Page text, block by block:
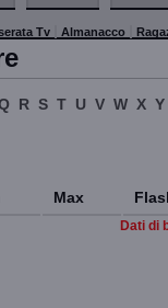
Tv Almanacco
R S T U V W X Y
Max
Dati di